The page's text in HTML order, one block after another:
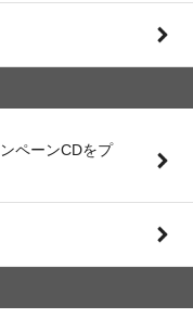
[LP] Thaian
9月16日発売
11月3日発売
ラー・ヴァイナル)
コード]【限定生産
(DJ KOCO AKA
ペーンCDをプ